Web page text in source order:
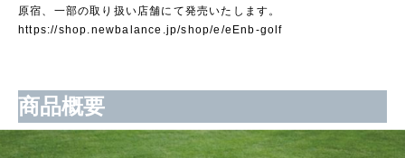
原宿、一部の取り扱い店舗にて発売いたします。
https://shop.newbalance.jp/shop/e/eEnb-golf
商品概要